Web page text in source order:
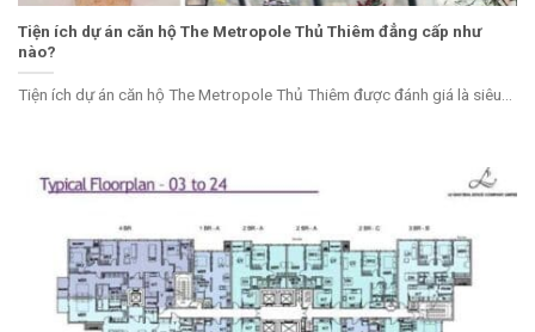
Tiện ích dự án căn hộ The Metropole Thủ Thiêm đẳng cấp như
nào?
Tiện ích dự án căn hộ The Metropole Thủ Thiêm được đánh giá là siêu...